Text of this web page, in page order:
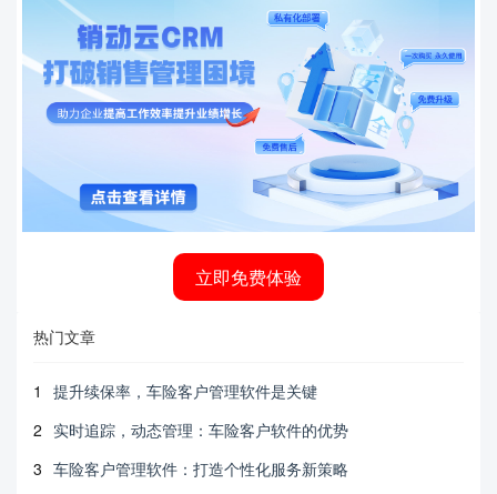
立即免费体验
热门文章
1
提升续保率，车险客户管理软件是关键
2 实时追踪，动态管理：车险客户软件的优势
3 车险客户管理软件：打造个性化服务新策略